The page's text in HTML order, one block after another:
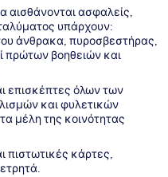
αισθάνονται ασφαλείς,
υπάρχουν:
άνθρακα, πυροσβεστήρας,
πρώτων βοηθειών και
επισκέπτες όλων των
και φυλετικών
μέλη της κοινότητας
πιστωτικές κάρτες,